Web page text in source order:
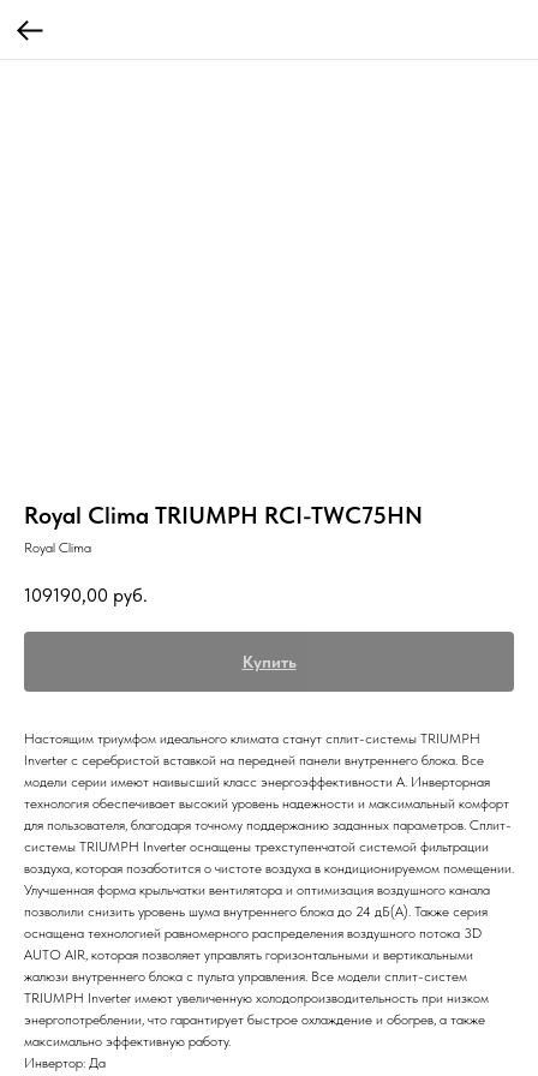
Royal Clima TRIUMPH RCI-TWC75HN
Royal Clima
109190,00 руб.
Купить
Настоящим триумфом идеального климата станут сплит-системы TRIUMPH
Inverter с серебристой вставкой на передней панели внутреннего блока. Все
модели серии имеют наивысший класс энергоэффективности А. Инверторная
технология обеспечивает высокий уровень надежности и максимальный комфорт
для пользователя, благодаря точному поддержанию заданных параметров. Сплит-
системы TRIUMPH Inverter оснащены трехступенчатой системой фильтрации
воздуха, которая позаботится о чистоте воздуха в кондиционируемом помещении.
Улучшенная форма крыльчатки вентилятора и оптимизация воздушного канала
позволили снизить уровень шума внутреннего блока до 24 дБ(А). Также серия
оснащена технологией равномерного распределения воздушного потока 3D
AUTO AIR, которая позволяет управлять горизонтальными и вертикальными
жалюзи внутреннего блока с пульта управления. Все модели сплит-систем
TRIUMPH Inverter имеют увеличенную холодопроизводительность при низком
энергопотреблении, что гарантирует быстрое охлаждение и обогрев, а также
максимально эффективную работу.
Инвертор: Да